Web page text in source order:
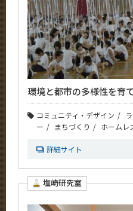
環境と都市の多様性を育
コミュニティ・デザイン
ー
まちづくり ホームレ
詳細サイト
塩崎研究室